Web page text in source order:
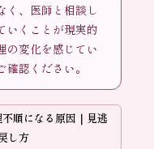
く、医師と相談し
いくことが現実的
の変化を感じてい
認ください。
順になる原因｜見逃
し方